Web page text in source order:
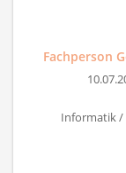
Fachperson
Informatik /